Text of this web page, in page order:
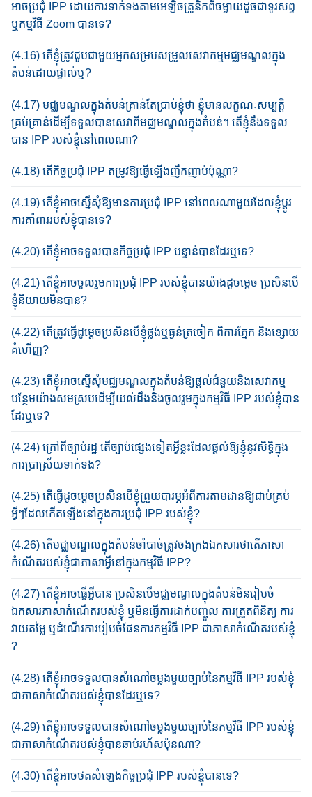
អាចប្រជុំ IPP ដោយការ​ទាក់​ទង​តាម​​អេឡិចត្រូនិក​ពី​ច​ម្ងាយដូចជាទូរសព្ទ
ឬកម្មវិធី Zoom បានទេ?
(4.16) តើខ្ញុំត្រូវជួបជាមួយអ្នកសម្របសម្រួលសេវាកម្មមជ្ឈមណ្ឌលក្នុង​
តំបន់​ដោយផ្ទាល់ឬ?
(4.17) មជ្ឈមណ្ឌលក្នុងតំបន់​គ្រាន់​តែ​ប្រា​ប់​ខ្ញុំ​​ថា ខ្ញុំ​មាន​លក្ខណៈ​សម្បត្តិ​
គ្រប់​គ្រាន់​ដើ​ម្បី​​ទទួល​បាន​សេវាពី​មជ្ឈមណ្ឌលក្នុងតំបន់។​ តើ​ខ្ញុំ​នឹង​ទទួល​
បាន​ IPP របស់​ខ្ញុំ​នៅ​ពេល​ណា​?​
(4.18) តើ​កិច្ច​ប្រជុំ​​ IPP តម្រូវ​ឱ្យ​ធ្វើ​ឡើង​ញឹក​ញាប់ប៉ុណ្ណា?​
(4.19) តើ​ខ្ញុំ​អាច​ស្នើ​សុំ​ឱ្យ​មាន​ការ​ប្រ​ជុំ IP​P នៅពេលណា​មួយ​ដែល​ខ្ញុំ​ប្តូរ​
ការ​គាំ​ពារ​របស់​ខ្ញុំ​បានទេ?​
(4.20) តើខ្ញុំ​អាច​ទទួលបាន​កិច្ចប្រជុំ​ IPP បន្ទាន់​បានដែរឬទេ​?
(4.21) តើខ្ញុំ​អាច​ចូលរួម​ការ​ប្រ​ជុំ IPP របស់​ខ្ញុំ​បាន​យ៉ាង​ដូចម្តេច ប្រ​សិន​បើ​
ខ្ញុំ​​និយាយ​មិន​​បាន?​
(4.22) តើត្រូវធ្វើដូម្តេច​ប្រសិនបើខ្ញុំ​ថ្លង់ឬ​ធ្ងន់ត្រចៀក​ ពិការភ្នែក​ និង​ខ្សោយ​
គំហើញ​?
(4.23) តើខ្ញុំអាច​​ស្នើសុំ​មជ្ឈមណ្ឌលក្នុង​តំបន់​​ឱ្យផ្តល់ជំនួយ​និង​សេវាកម្ម​
បន្ថែម​យ៉ាង​សមស្រប​ដើម្បី​យល់ដឹង​និង​ចូលរួម​ក្នុងកម្មវិធី​ IPP របស់ខ្ញុំ​បាន
ដែរឬទេ​?
(4.24) ក្រៅពីច្បាប់​រដ្ឋ​ តើច្បាប់ផ្សេងទៀត​អ្វីខ្លះ​ដែលផ្តល់​ឱ្យខ្ញុំ​នូវសិទ្ធិក្នុង​
ការ​ប្រាស្រ័យ​ទាក់ទង​?
(4.25) តើ​ធ្វើ​ដូច​ម្តេច​ប្រ​សិន​បើ​ខ្ញុំ​ព្រួយ​បារម្ភ​​​អំពី​ការ​តាមដានឱ្យ​ជាប់​​គ្រប់​
អ្វីៗ​​ដែល​​កើតឡើង​នៅក្នុង​ការ​ប្រ​ជុំ IPP របស់ខ្ញុំ?
(4.26) តើមជ្ឈមណ្ឌល​ក្នុងតំបន់​ចាំបាច់​ត្រូវ​ចងក្រងឯកសារ​ថាតើ​ភាសា​
កំណើត​របស់​ខ្ញុំជាភាសាអ្វី​នៅក្នុង​កម្មវិធី​ IPP?
(4.27) តើខ្ញុំអាចធ្វើអ្វីបាន ប្រសិនបើ​មជ្ឈ​មណ្ឌលក្នុងតំបន់​មិន​រៀបចំ
ឯកសារ​ភាសា​កំណើត​របស់ខ្ញុំ​ ឬ​មិន​ធ្វើការដាក់បញ្ចូល​ ការ​ត្រួតពិនិត្យ​ ការ
វាយតម្លៃ ឬ​ដំណើរការ​រៀបចំផែនការ​កម្មវិធី​ IPP ជា​ភាសា​កំណើ​ត​​​​​​របស់ខ្ញុំ​
?
(4.28) តើខ្ញុំ​អាច​ទទួលបាន​សំណៅ​ចម្លង​មួយ​ច្បាប់​នៃ​កម្មវិធី​ IPP របស់ខ្ញុំ​
ជាភាសា​កំណើតរបស់ខ្ញុំ​បានដែរឬទេ​?
(4.29) តើខ្ញុំ​អាច​ទទួលបាន​សំណៅ​ចម្លង​មួយច្បាប់​នៃ​កម្មវិធី​ IPP របស់ខ្ញុំ​
ជាភាសា​កំណើតរបស់ខ្ញុំ​បានឆាប់រហ័ស​ប៉ុនណា​?
(4.30) តើខ្ញុំអាច​ថតសំឡេង​កិច្ច​ប្រជុំ​ IPP របស់ខ្ញុំបានទេ​?